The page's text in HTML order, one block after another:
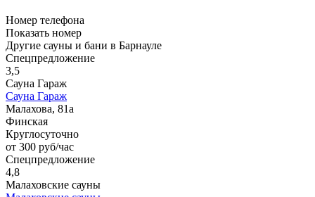
Номер телефона
Показать номер
Другие сауны и бани в Барнауле
Спецпредложение
3,5
Сауна Гараж
Сауна Гараж
Малахова, 81а
Финская
Круглосуточно
от 300 руб/час
Спецпредложение
4,8
Малаховские сауны